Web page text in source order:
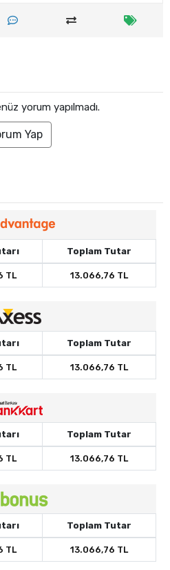
yorum yapılmadı.
Yap
Toplam Tutar
TL 13.066,76 TL
Toplam Tutar
TL 13.066,76 TL
Toplam Tutar
TL 13.066,76 TL
Toplam Tutar
TL 13.066,76 TL